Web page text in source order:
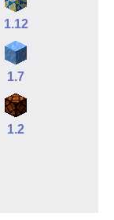
1.12
1.7
1.2